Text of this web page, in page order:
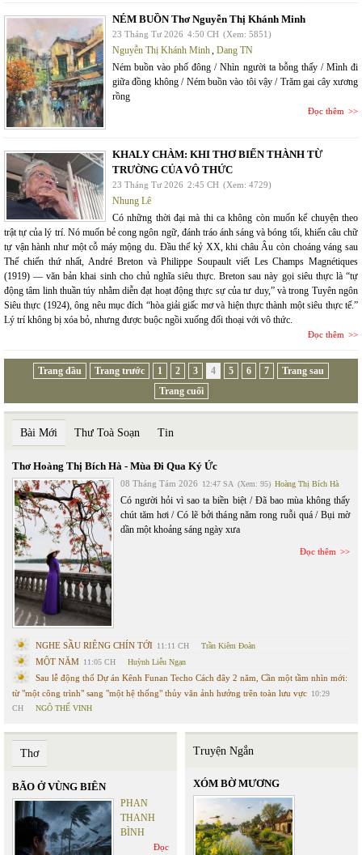
NÉM BUỒN Thơ Nguyễn Thị Khánh Minh
23 Tháng Tư 2026 4:50 CH (Xem: 5851)
Nguyễn Thị Khánh Minh, Dang TN
Ném buồn vào phố đông / Nhìn người ta bỗng thấy / Mình đi
giữa đồng không / Ném buồn vào tôi vậy / Trăm gai cây xương
rồng
Đọc thêm
KHALY CHÀM: KHI THƠ BIẾN THÀNH TỪ
TRƯỜNG CỦA VÔ THỨC
23 Tháng Tư 2026 2:45 CH (Xem: 4729)
Nhung Lê
Có những thời đại mà thi ca không còn muốn kể chuyện theo
trật tự của lý trí. Nó muốn bẻ cong ngôn ngữ, đánh tráo ánh sáng và bóng tối, khiến câu chữ
tự vận hành như một cỗ máy mộng du. Đầu thế kỷ XX, khi châu Âu còn choáng váng sau
Thế chiến thứ nhất, André Breton và Philippe Soupault viết Les Champs Magnétiques
(1919) — văn bản khai sinh cho chủ nghĩa siêu thực. Breton sau này gọi siêu thực là “tự
động tâm linh thuần túy nhằm diễn đạt hoạt động thực sự của tư duy,” và trong Tuyên ngôn
Siêu thực (1924), ông nêu mục đích “hòa giải giấc mơ và hiện thực thành một siêu thực tế.”
Lý trí không bị xóa bỏ, nhưng được buộc ngồi xuống đối thoại với vô thức.
Đọc thêm
Trang đầu Trang trước 1 2 3 4 5 6 7
Trang sau
Trang cuối
Bài Mới Thư Toà Soạn Tin
Thơ Hoàng Thị Bích Hà - Mùa Đi Qua Ký Ức
08 Tháng Tám 2026 12:47 SA (Xem: 95) Hoàng Thị Bích Hà
Có người hỏi vì sao ta biền biệt / Đã bao mùa không thấy
chút tăm hơi / Có lẽ bởi tháng năm rong ruỗi quá / Bụi mờ
dần một khoảng sáng ngày xưa
Đọc thêm
NGHE SẦU RIÊNG CHÍN TỚI 11:11 CH Trần Kiêm Đoàn
MỘT NĂM 11:05 CH Huỳnh Liễu Ngạn
Sau lễ động thổ Dự án Kênh Funan Techo Cách đây 2 năm, Cần một tầm nhìn mới:
từ "một công trình" sang "một hệ thống" thủy văn ảnh hưởng trên toàn lưu vực 10:29
CH
NGÔ THẾ VINH
Thơ
BÃO Ở VÙNG BIÊN
PHAN
THANH
BÌNH
Đọc
Truyện Ngắn
XÓM BỜ MƯƠNG